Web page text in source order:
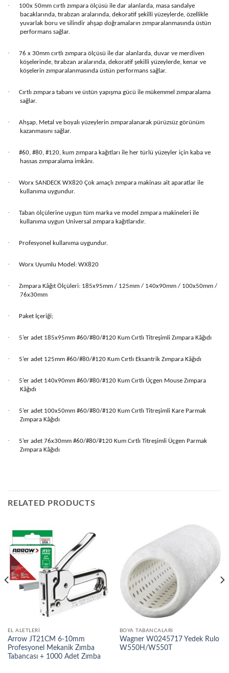
·
100x 50mm cırtlı zımpara ölçüsü ile dar alanlarda, masa sandalye
bacaklarında, tırabzan aralarında, dekoratif şekilli yüzeylerde, özellikle
yuvarlak boru ve silindir ahşap doğramaların zımparalanmasında üstün
performans sağlar.
·
76 x 30mm cırtlı zımpara ölçüsü ile dar alanlarda, duvar ve merdiven
köşelerinde, tırabzan aralarında, dekoratif şekilli yüzeylerde, kenar ve
köşelerin zımparalanmasında üstün performans sağlar.
·
Cırtlı zımpara tabanı ve üstün yapışma gücü ile mükemmel zımparalama
sağlar.
·
Ahşap, Metal ve boyalı yüzeylerin zımparalanarak pürüzsüz görünüm
kazanmasını sağlar.
·
#60, #80, #120, kum zımpara kağıtları ile her türlü yüzeyler için kaba ve
hassas zımparalama imkânı.
·
Worx SANDECK WX820 Çok amaçlı zımpara makinası ait aparatlar ile
kullanıma uygundur.
·
Taban ölçülerine uygun tüm marka ve model zımpara makineleri ile
kullanıma uygun Universal zımpara kağıtlarıdır.
· Profesyonel kullanıma uygundur.
· Worx Uyumlu Model: WX820
·
Zımpara Kâğıt Ölçüleri: 185x95mm / 125mm / 140x90mm / 100x50mm /
76x30mm
· Paket İçeriği;
· 5’er adet 185x95mm #60/#80/#120 Kum Cırtlı Titreşimli Zımpara Kâğıdı
· 5’er adet 125mm #60/#80/#120 Kum Cırtlı Eksantrik Zımpara Kâğıdı
·
5’er adet 140x90mm #60/#80/#120 Kum Cırtlı Üçgen Mouse Zımpara
Kâğıdı
·
5’er adet 100x50mm #60/#80/#120 Kum Cırtlı Titreşimli Kare Parmak
Zımpara Kâğıdı
·
5’er adet 76x30mm #60/#80/#120 Kum Cırtlı Titreşimli Üçgen Parmak
Zımpara Kâğıdı
RELATED PRODUCTS
EL ALETLERI
Arrow JT21CM 6-10mm
Profesyonel Mekanik Zımba
Tabancası + 1000 Adet Zımba
BOYA TABANCALARI
Wagner W0245717 Yedek Rulo
W550H/W550T